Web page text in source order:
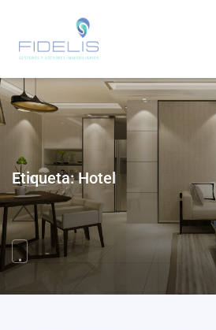
Etiqueta:Hotel